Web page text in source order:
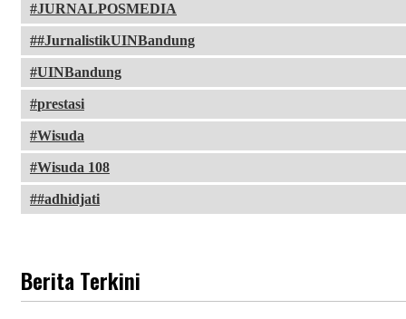
JURNALPOSMEDIA
#JurnalistikUINBandung
UINBandung
prestasi
Wisuda
Wisuda 108
#adhidjati
Berita Terkini